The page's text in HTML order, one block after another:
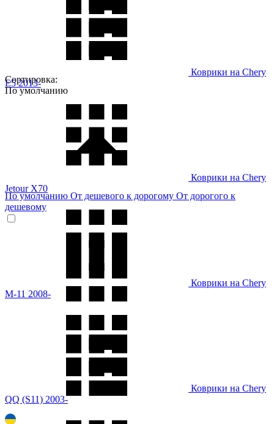
Коврики на Chery
E5 2013-
Коврики на Chery
Jetour X70
Коврики на Chery
M-11 2008-
Коврики на Chery
QQ (S11) 2003-
Сортировка:
По умолчанию
По умолчанию От дешевого к дорогому От дорогого к
дешевому